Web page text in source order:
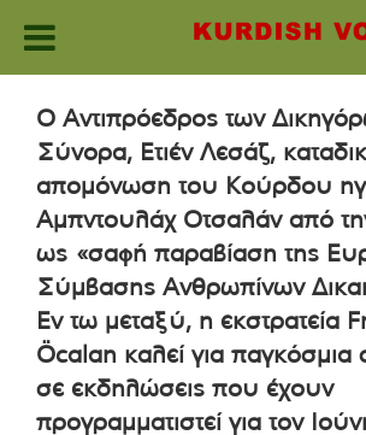
content
Ο Αντιπρόεδρος των
Σύνορα, Ετιέν Λεσάζ,
απομόνωση του Κούρδου
Αμπντουλάχ Οτσαλάν από
ως «σαφή παραβίαση της
Σύμβασης Ανθρωπίνων
Εν τω μεταξύ, η εκστρατεία
Öcalan καλεί για παγκόσμια
σε εκδηλώσεις που έχουν
προγραμματιστεί για τον